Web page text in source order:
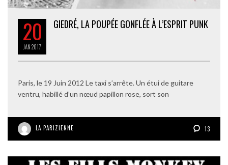
20
JAN2017
GIEDRÉ, LA POUPÉE GONFLÉE À L’ESPRIT PUNK
Paris, le 19 Juin 2012 Le taxi s’arrête. Un étui de guitare
ventru, habillé d’un nœud papillon rose, sort son
LA PARIZIENNE 13